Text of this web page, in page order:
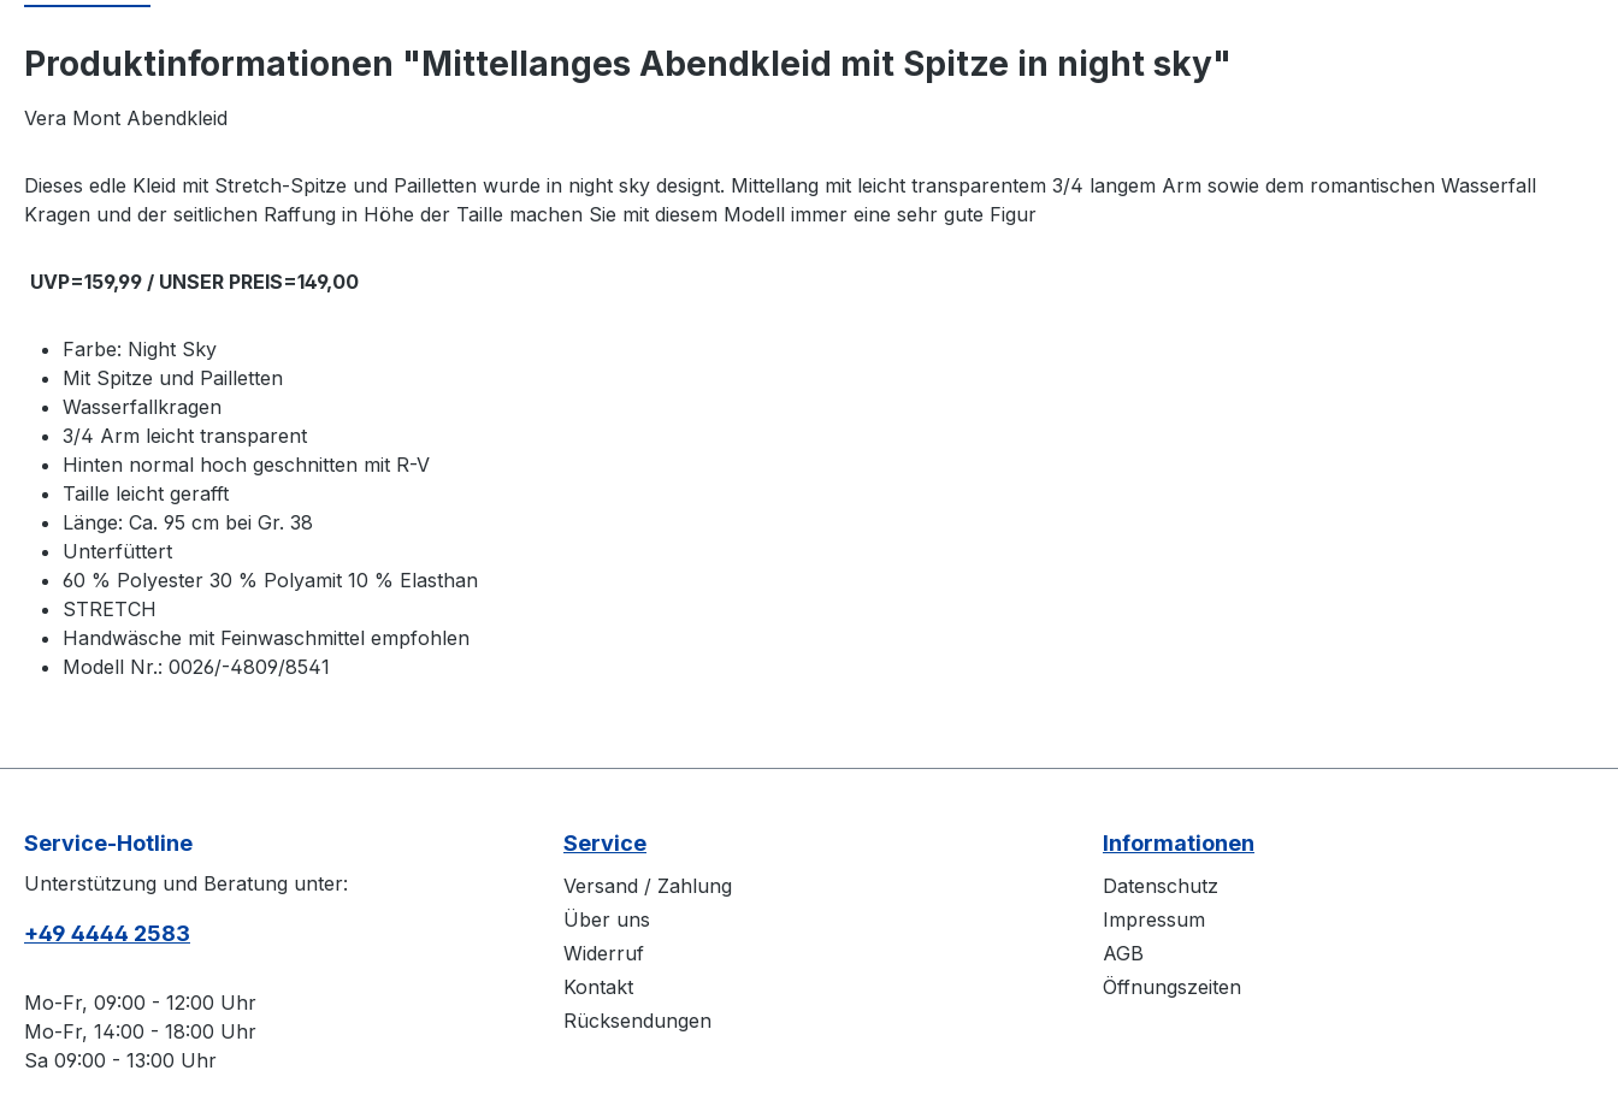
Produktinformationen "Mittellanges Abendkleid mit Spitze in night sky"
Vera Mont Abendkleid
Dieses edle Kleid mit Stretch-Spitze und Pailletten wurde in night sky designt. Mittellang mit leicht transparentem 3/4 langem Arm sowie dem romantischen Wasserfall
Kragen und der seitlichen Raffung in Höhe der Taille machen Sie mit diesem Modell immer eine sehr gute Figur
UVP=159,99 / UNSER PREIS=149,00
Farbe: Night Sky
Mit Spitze und Pailletten
Wasserfallkragen
3/4 Arm leicht transparent
Hinten normal hoch geschnitten mit R-V
Taille leicht gerafft
Länge: Ca. 95 cm bei Gr. 38
Unterfüttert
60 % Polyester 30 % Polyamit 10 % Elasthan
STRETCH
Handwäsche mit Feinwaschmittel empfohlen
Modell Nr.: 0026/-4809/8541
Service-Hotline
Unterstützung und Beratung unter:
+49 4444 2583
Mo-Fr, 09:00 - 12:00 Uhr
Mo-Fr, 14:00 - 18:00 Uhr
Sa 09:00 - 13:00 Uhr
Service
Versand / Zahlung
Über uns
Widerruf
Kontakt
Rücksendungen
Informationen
Datenschutz
Impressum
AGB
Öffnungszeiten